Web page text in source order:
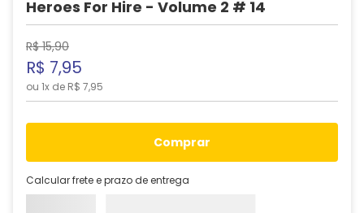
Heroes For Hire - Volume 2 # 14
R$ 15,90
R$ 7,95
ou 1x de R$ 7,95
comprar
Calcular frete e prazo de entrega